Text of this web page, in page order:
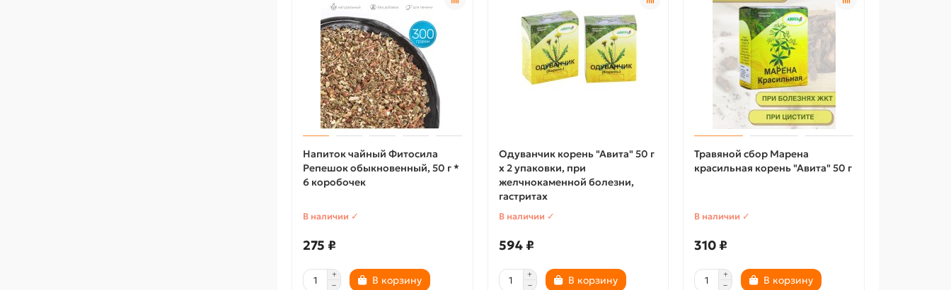
Напиток чайный Фитосила
Репешок обыкновенный, 50 г *
6 коробочек
В наличии ✓
275 ₽
В корзину
Одуванчик корень "Авита" 50 г
x 2 упаковки, при
желчнокаменной болезни,
гастритах
В наличии ✓
594 ₽
В корзину
Травяной сбор Марена
красильная корень "Авита" 50 г
В наличии ✓
310 ₽
В корзину